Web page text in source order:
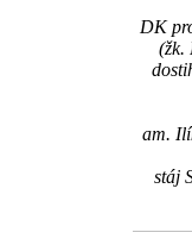
DK
(žk.
am.
stáj